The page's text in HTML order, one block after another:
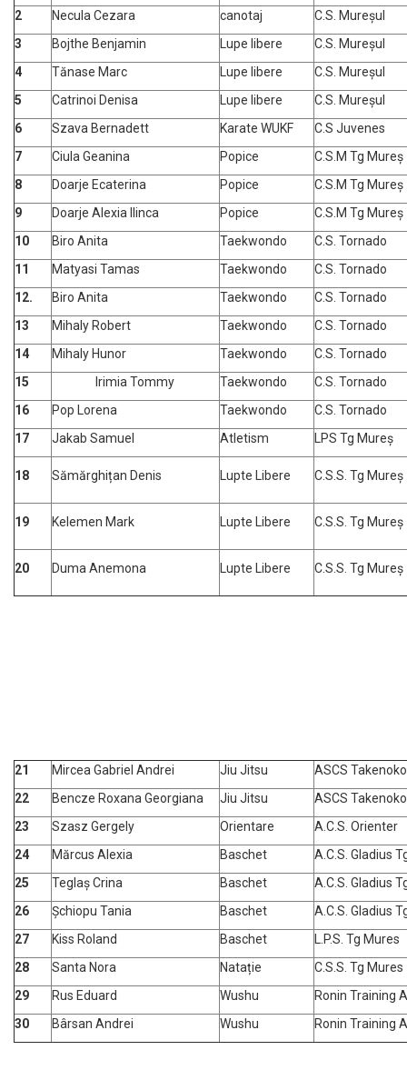
2
Necula Cezara canotaj
C.S. Mureșul
3
Bojthe Benjamin Lupe libere
C.S. Mureșul
4
Tănase Marc Lupe libere
C.S. Mureșul
5
Catrinoi Denisa Lupe libere
C.S. Mureșul
6
Szava Bernadett Karate WUKF
C.S Juvenes
7
Ciula Geanina Popice
C.S.M Tg Mureș
8
Doarje Ecaterina Popice
C.S.M Tg Mureș
9
Doarje Alexia Ilinca Popice
C.S.M Tg Mureș
10
Biro Anita Taekwondo
C.S. Tornado
11
Matyasi Tamas Taekwondo
C.S. Tornado
12.
Biro Anita Taekwondo
C.S. Tornado
13
Mihaly Robert Taekwondo
C.S. Tornado
14
Mihaly Hunor Taekwondo
C.S. Tornado
15
Irimia Tommy Taekwondo
C.S. Tornado
16
Pop Lorena Taekwondo
C.S. Tornado
17
Jakab Samuel Atletism LPS Tg Mureș
18 Sămărghițan Denis Lupte Libere C.S.S. Tg Mureș
19 Kelemen Mark Lupte Libere C.S.S. Tg Mureș
20 Duma Anemona Lupte Libere C.S.S. Tg Mureș
21 Mircea Gabriel Andrei Jiu Jitsu
ASCS
22
Bencze Roxana Georgiana Jiu Jitsu
ASCS
23
Szasz Gergely Orientare
A.C.S. Orienter
24
Mărcus Alexia Baschet
A.C.S. Gladius
25
Teglaș Crina Baschet
A.C.S. Gladius
26
Șchiopu Tania Baschet
A.C.S. Gladius
27
Kiss Roland Baschet
L.P.S. Tg Mures
28
Santa Nora Natație
C.S.S. Tg Mures
29
Rus Eduard Wushu
Ronin Training
30
Bârsan Andrei Wushu Ronin Training